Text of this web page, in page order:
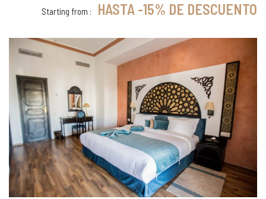
Starting from : HASTA -15% DE DESCUENTO